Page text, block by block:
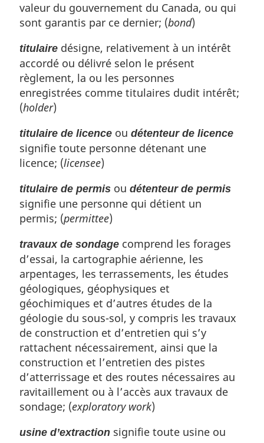
valeur du gouvernement du Canada, ou qui
sont garantis par ce dernier; (bond)
titulaire désigne, relativement à un intérêt
accordé ou délivré selon le présent
règlement, la ou les personnes
enregistrées comme titulaires dudit intérêt;
(holder)
titulaire de licence ou détenteur de licence
signifie toute personne détenant une
licence; (licensee)
titulaire de permis ou détenteur de permis
signifie une personne qui détient un
permis; (permittee)
travaux de sondage comprend les forages
d’essai, la cartographie aérienne, les
arpentages, les terrassements, les études
géologiques, géophysiques et
géochimiques et d’autres études de la
géologie du sous-sol, y compris les travaux
de construction et d’entretien qui s’y
rattachent nécessairement, ainsi que la
construction et l’entretien des pistes
d’atterrissage et des routes nécessaires au
ravitaillement ou à l’accès aux travaux de
sondage; (exploratory work)
usine d’extraction signifie toute usine ou